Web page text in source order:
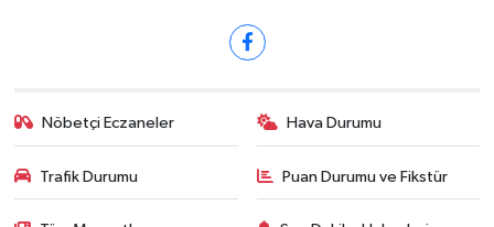
Nöbetçi Eczaneler Hava Durumu
Trafik Durumu Puan Durumu ve Fikstür